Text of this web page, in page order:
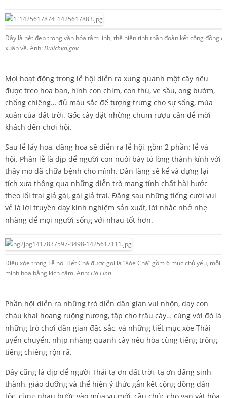
Đây là nét đẹp trong văn hóa tâm linh, thể hiện tinh thần đoàn kết cộng đồng
xuân về. Ảnh:Dulichvn.gov
Mọi hoạt động trong lễ hội diễn ra xung quanh một cây nêu
được treo hoa ban, hình con chim, con thú, ve sầu, ong bướm,
chống chiêng… đủ màu sắc để tượng trưng cho sự sống, mùa
xuân của đất trời. Gốc cây đặt những chum rượu cần để mời
khách đến chơi hội.
Sau lễ lấy hoa, dâng hoa sẽ diễn ra lễ hội, gồm 2 phần: lễ và
hội. Phần lễ là dịp để người con nuôi bày tỏ lòng thành kính với
thầy mo đã chữa bệnh cho mình. Dân làng sẽ kể và dựng lại
tích xưa thông qua những diễn trò mang tính chất hài hước
theo lối trai giả gái, gái giả trai. Đằng sau những tiếng cười vui
vẻ là lời truyền dạy kinh nghiệm sản xuất, lời nhắc nhở nhẹ
nhàng để mọi người sống với nhau tốt hơn.
Điệu xòe trong Lễ hội Hết Chá được gọi là “Xòe Chá” gồm 6 mục chủ yếu, mỗi
minh họa bằng kịch câm. Ảnh:Hà Linh
Phần hội diễn ra những trò diễn dân gian vui nhộn, dạy con
cháu khai hoang ruộng nương, tập cho trâu cày… cùng với đó là
những trò chơi dân gian đặc sắc, và những tiết mục xòe Thái
uyển chuyển, nhịp nhàng quanh cây nêu hòa cùng tiếng trống,
tiếng chiêng rộn rã.
Đây cũng là dịp để người Thái tạ ơn đất trời, tạ ơn đấng sinh
thành, giáo dưỡng và thể hiện ý thức gắn kết cộng đồng dân